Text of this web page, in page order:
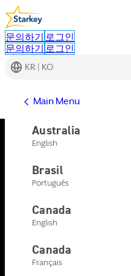
문의하기 로그인
문의하기 로그인
KR | KO
Main Menu
Australia
English
Brasil
Português
Canada
English
Canada
Français
호환 가
당사의 모든 충
또는 Evolv AI
위한 충전기
케이스의 역할
튬 이온 배터